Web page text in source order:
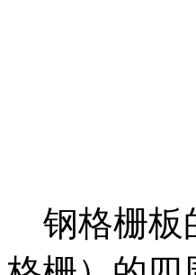
钢格栅板